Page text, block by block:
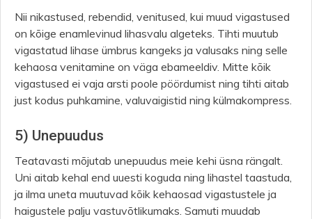
Nii nikastused, rebendid, venitused, kui muud vigastused
on kõige enamlevinud lihasvalu algeteks. Tihti muutub
vigastatud lihase ümbrus kangeks ja valusaks ning selle
kehaosa venitamine on väga ebameeldiv. Mitte kõik
vigastused ei vaja arsti poole pöördumist ning tihti aitab
just kodus puhkamine, valuvaigistid ning külmakompress.
5) Unepuudus
Teatavasti mõjutab unepuudus meie kehi üsna rängalt.
Uni aitab kehal end uuesti koguda ning lihastel taastuda,
ja ilma uneta muutuvad kõik kehaosad vigastustele ja
haigustele palju vastuvõtlikumaks. Samuti muudab